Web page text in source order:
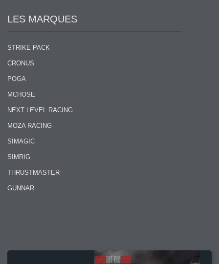
LES MARQUES
STRIKE PACK
CRONUS
POGA
MCHOSE
NEXT LEVEL RACING
MOZA RACING
SIMAGIC
SIMRIG
THRUSTMASTER
GUNNAR